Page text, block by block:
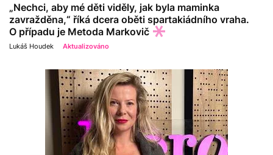
„Nechci, aby mé děti viděly, jak byla maminka
zavražděna,“ říká dcera oběti spartakiádního vraha.
O případu je Metoda Markovič
Lukáš Houdek Aktualizováno